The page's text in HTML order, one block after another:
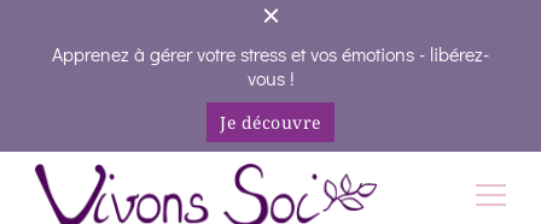
Apprenez à gérer votre stress et vos émotions - libérez-
vous !
Je découvre